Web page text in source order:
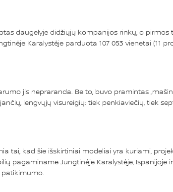
daugelyje didžiųjų kompanijos rinkų, o pirmos
Karalystėje parduota 107 053 vienetai (11
jis nepraranda. Be to, buvo pramintas
lengvųjų visureigių: tiek penkiaviečių, tiek
tai, kad šie išskirtiniai modeliai yra kuriami,
pagaminame Jungtinėje Karalystėje, Ispanijoje ir
patikimumo.